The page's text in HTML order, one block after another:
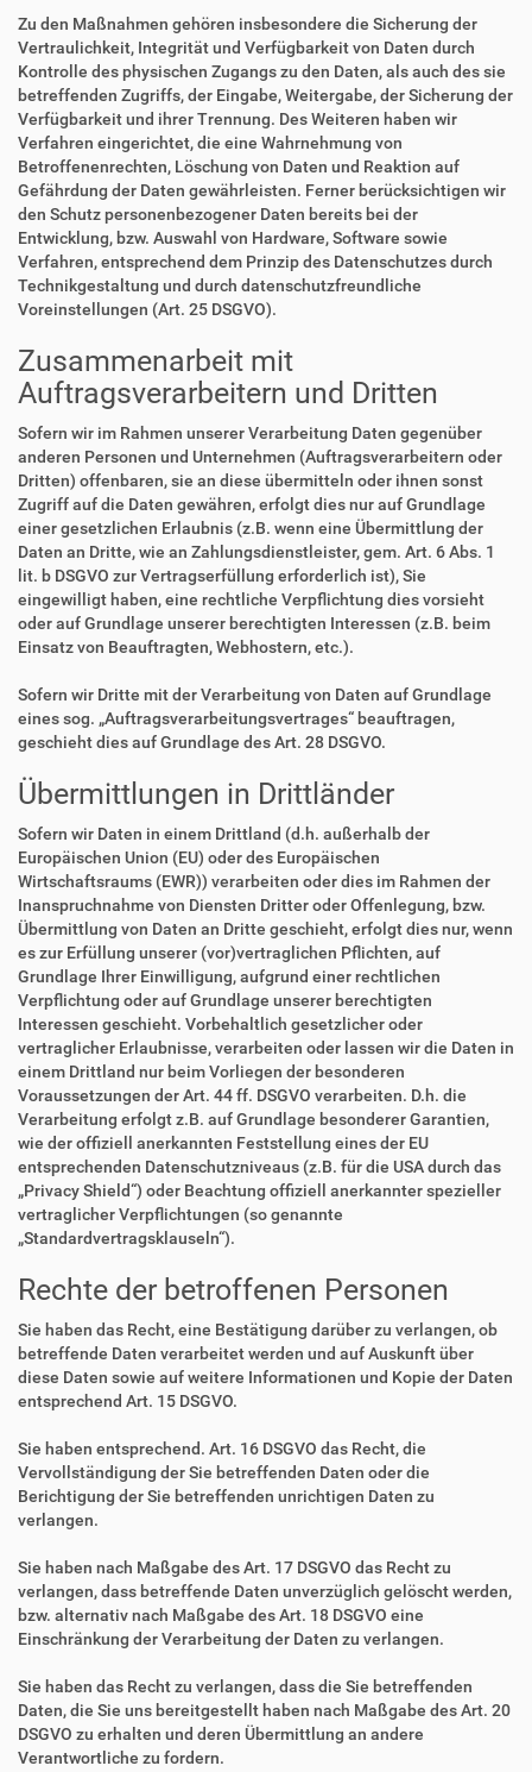
Zu den Maßnahmen gehören insbesondere die Sicherung der
Vertraulichkeit, Integrität und Verfügbarkeit von Daten durch
Kontrolle des physischen Zugangs zu den Daten, als auch des sie
betreffenden Zugriffs, der Eingabe, Weitergabe, der Sicherung der
Verfügbarkeit und ihrer Trennung. Des Weiteren haben wir
Verfahren eingerichtet, die eine Wahrnehmung von
Betroffenenrechten, Löschung von Daten und Reaktion auf
Gefährdung der Daten gewährleisten. Ferner berücksichtigen wir
den Schutz personenbezogener Daten bereits bei der
Entwicklung, bzw. Auswahl von Hardware, Software sowie
Verfahren, entsprechend dem Prinzip des Datenschutzes durch
Technikgestaltung und durch datenschutzfreundliche
Voreinstellungen (Art. 25 DSGVO).
Zusammenarbeit mit
Auftragsverarbeitern und Dritten
Sofern wir im Rahmen unserer Verarbeitung Daten gegenüber
anderen Personen und Unternehmen (Auftragsverarbeitern oder
Dritten) offenbaren, sie an diese übermitteln oder ihnen sonst
Zugriff auf die Daten gewähren, erfolgt dies nur auf Grundlage
einer gesetzlichen Erlaubnis (z.B. wenn eine Übermittlung der
Daten an Dritte, wie an Zahlungsdienstleister, gem. Art. 6 Abs. 1
lit. b DSGVO zur Vertragserfüllung erforderlich ist), Sie
eingewilligt haben, eine rechtliche Verpflichtung dies vorsieht
oder auf Grundlage unserer berechtigten Interessen (z.B. beim
Einsatz von Beauftragten, Webhostern, etc.).
Sofern wir Dritte mit der Verarbeitung von Daten auf Grundlage
eines sog. „Auftragsverarbeitungsvertrages“ beauftragen,
geschieht dies auf Grundlage des Art. 28 DSGVO.
Übermittlungen in Drittländer
Sofern wir Daten in einem Drittland (d.h. außerhalb der
Europäischen Union (EU) oder des Europäischen
Wirtschaftsraums (EWR)) verarbeiten oder dies im Rahmen der
Inanspruchnahme von Diensten Dritter oder Offenlegung, bzw.
Übermittlung von Daten an Dritte geschieht, erfolgt dies nur, wenn
es zur Erfüllung unserer (vor)vertraglichen Pflichten, auf
Grundlage Ihrer Einwilligung, aufgrund einer rechtlichen
Verpflichtung oder auf Grundlage unserer berechtigten
Interessen geschieht. Vorbehaltlich gesetzlicher oder
vertraglicher Erlaubnisse, verarbeiten oder lassen wir die Daten in
einem Drittland nur beim Vorliegen der besonderen
Voraussetzungen der Art. 44 ff. DSGVO verarbeiten. D.h. die
Verarbeitung erfolgt z.B. auf Grundlage besonderer Garantien,
wie der offiziell anerkannten Feststellung eines der EU
entsprechenden Datenschutzniveaus (z.B. für die USA durch das
„Privacy Shield“) oder Beachtung offiziell anerkannter spezieller
vertraglicher Verpflichtungen (so genannte
„Standardvertragsklauseln“).
Rechte der betroffenen Personen
Sie haben das Recht, eine Bestätigung darüber zu verlangen, ob
betreffende Daten verarbeitet werden und auf Auskunft über
diese Daten sowie auf weitere Informationen und Kopie der Daten
entsprechend Art. 15 DSGVO.
Sie haben entsprechend. Art. 16 DSGVO das Recht, die
Vervollständigung der Sie betreffenden Daten oder die
Berichtigung der Sie betreffenden unrichtigen Daten zu
verlangen.
Sie haben nach Maßgabe des Art. 17 DSGVO das Recht zu
verlangen, dass betreffende Daten unverzüglich gelöscht werden,
bzw. alternativ nach Maßgabe des Art. 18 DSGVO eine
Einschränkung der Verarbeitung der Daten zu verlangen.
Sie haben das Recht zu verlangen, dass die Sie betreffenden
Daten, die Sie uns bereitgestellt haben nach Maßgabe des Art. 20
DSGVO zu erhalten und deren Übermittlung an andere
Verantwortliche zu fordern.